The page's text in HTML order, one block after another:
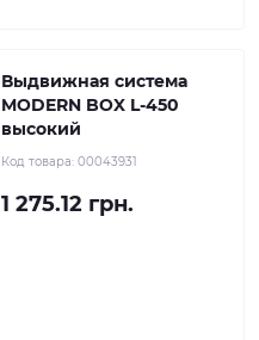
Выдвижная система
MODERN BOX L-450
высокий
Код товара: 00043931
1 275.12 грн.